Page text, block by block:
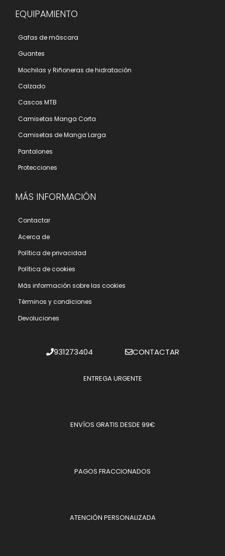
EQUIPAMIENTO
Gafas de máscara
Guantes
Mochilas y Riñoneras de hidratación
Calzado
Cascos MTB
Camisetas Manga Corta
Camisetas de Manga Larga
Pantalones
Protecciones
MÁS INFORMACIÓN
Contactar
Acerca de
Polí­tica de privacidad
Polí­tica de cookies
Más información sobre las cookies
Términos y condiciones
Devoluciones
931273404 CONTACTAR
ENTREGA URGENTE
ENVÍOS GRATIS DESDE 99€
PAGOS FRACCIONADOS
ATENCIÓN PERSONALIZADA